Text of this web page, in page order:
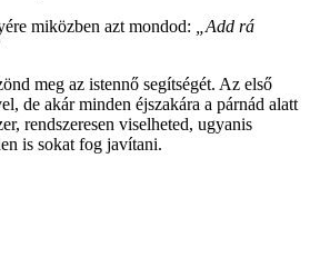
miközben azt mondod:
„Add rá
meg az istennő segítségét. Az első
de akár minden éjszakára a párnád alatt
rendszeresen viselheted, ugyanis
is sokat fog javítani.